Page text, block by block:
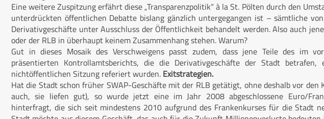
Eine weitere Zuspitzung erfährt die­se „Transparenzpolitik“ à la St. Pölten durch den
unterdrückten öffentlichen Debatte bislang gänzlich untergegangen ist – sämtliche
Derivativgeschäfte unter Ausschluss der Öffentlichkeit behandelt werden. Also auch
oder der RLB in überhaupt keinem Zusammenhang stehen. Warum?
Gut in dieses Mosaik des Verschweigens passt zudem, dass jene Teile des im
präsentierten Kontrollamtsberichts, die die Derivativgeschäfte der Stadt
nichtöffentlichen Sitzung referiert wurden. Exitstrategien.
Hat die Stadt schon früher SWAP-Geschäfte mit der RLB getätigt, ohne deshalb vor den
auch, sie liefen gut), so wurde jetzt eine im Jahr 2008 abgeschlossene Euro/
hinterfragt, die sich seit mindestens 2010 aufgrund des Frankenkurses für die Stadt